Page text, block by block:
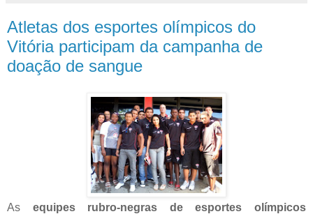
Atletas dos esportes olímpicos do
Vitória participam da campanha de
doação de sangue
As equipes rubro-negras de esportes olímpicos